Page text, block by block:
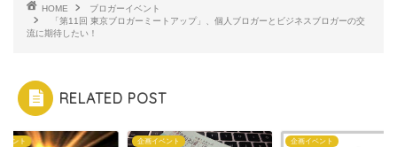
HOME
ブロガーイベント
「第11回 東京ブロガーミートアップ」、個人ブロガーとビジネスブロガーの交
流に期待したい！
RELATED POST
ベント 企画イベント 企画イベント